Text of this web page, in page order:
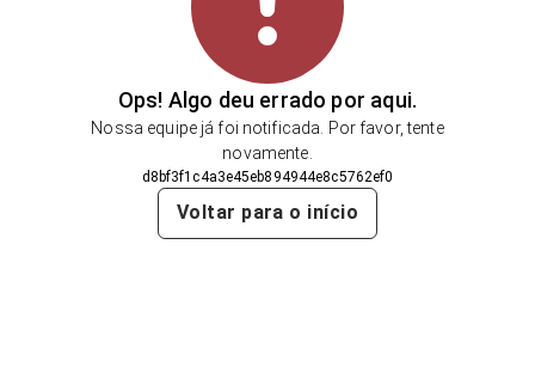
Ops! Algo deu errado por aqui.
Nossa equipe já foi notificada. Por favor, tente
novamente.
d8bf3f1c4a3e45eb894944e8c5762ef0
Voltar para o início